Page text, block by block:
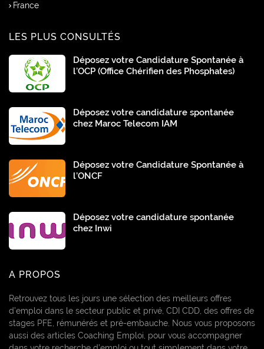
France
LES PLUS CONSULTÉS
Déposez votre Candidature Spontanée à
l’OCP (Office Chérifien des Phosphates)
Déposez votre candidature spontanée
chez Maroc Telecom IAM
Déposez votre Candidature Spontanée à
l’ONCF
Déposez votre candidature spontanée
chez Inwi
A PROPOS
Retrouvez tous les jours une sélection des meilleurs offres
d’emploi dans le secteur public et privé, CDI CDD, des offres de
stages PFE, rémunérés et pré-embauche. Nous vous proposons
aussi des articles Coaching Emploi, pour vous accompagner